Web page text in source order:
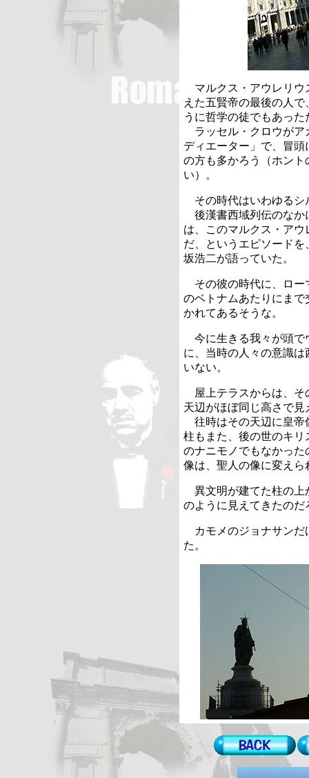
マルクス・アウレリウ
えた五賢帝の最後の人
うに哲学の徒でもあっ
ラッセル・クロウがア
ディエーター」で、冒
の方も多かろう（ホン
い）。
その時代はいわゆるシ
後漢書西域列伝のなか
は、このマルクス・ア
だ、というエピソード
坂浩二が語っていた。
その彼の時代に、ロー
のベトナムあたりにま
かれてあるそうな。
今に生きる我々が頭で
に、当時の人々の意識
いない。
屋上テラスからは、そ
天辺がほぼ同じ高さで見
往時はその天辺に皇帝
柱もまた、後の世のキ
のナニモノでもなかっ
像は、聖人の像に変えら
異文明が建てた柱の上
のように見えてきたのだ
カモメのジョナサンだ
た。